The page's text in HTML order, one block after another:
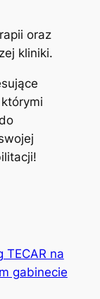
oraz
kliniki.